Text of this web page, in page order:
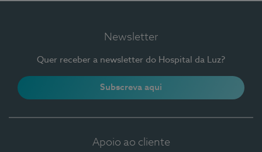
Newsletter
Quer receber a newsletter do Hospital da Luz?
Subscreva aqui
Apoio ao cliente